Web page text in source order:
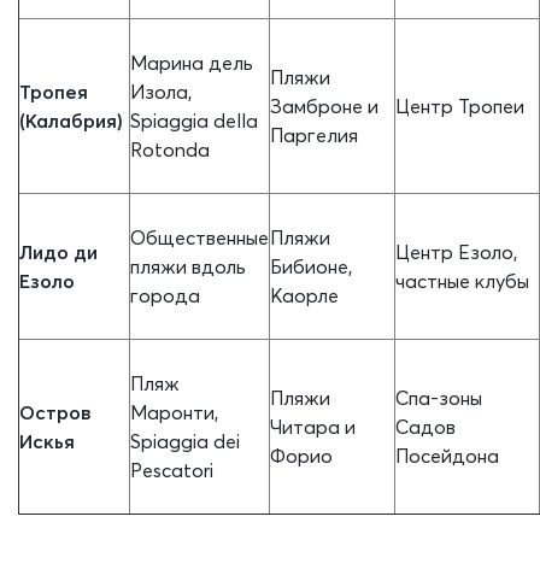
Тропея
(Калабрия)
Марина дель
Изола,
Spiaggia della
Rotonda
Пляжи
Замброне и
Паргелия
Центр Тропеи
Лидо ди
Езоло
Общественные
пляжи вдоль
города
Пляжи
Бибионе,
Каорле
Центр Езоло,
частные клубы
Остров
Искья
Пляж
Маронти,
Spiaggia dei
Pescatori
Пляжи
Читара и
Форио
Спа-зоны
Садов
Посейдона